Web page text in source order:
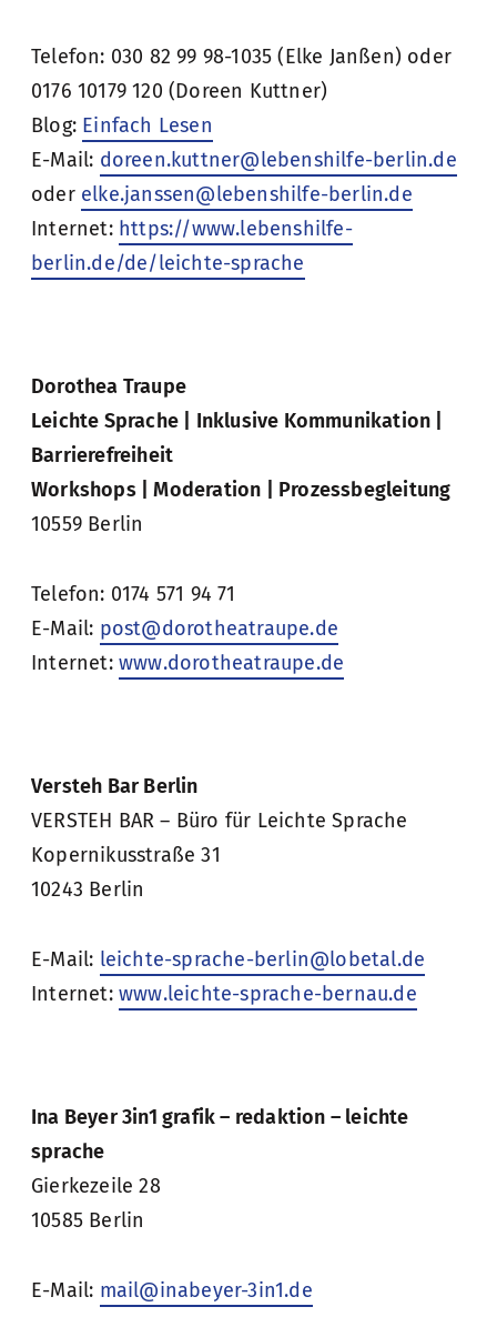
Telefon: 030 82 99 98-1035 (Elke Janßen) oder
0176 10179 120 (Doreen Kuttner)
Blog: Einfach Lesen
E-Mail: doreen.kuttner@lebenshilfe-berlin.de
oder elke.janssen@lebenshilfe-berlin.de
Internet: https://www.lebenshilfe-
berlin.de/de/leichte-sprache
Dorothea Traupe
Leichte Sprache | Inklusive Kommunikation |
Barrierefreiheit
Workshops | Moderation | Prozessbegleitung
10559 Berlin
Telefon: 0174 571 94 71
E-Mail: post@dorotheatraupe.de
Internet: www.dorotheatraupe.de
Versteh Bar Berlin
VERSTEH BAR – Büro für Leichte Sprache
Kopernikusstraße 31
10243 Berlin
E-Mail: leichte-sprache-berlin@lobetal.de
Internet: www.leichte-sprache-bernau.de
Ina Beyer 3in1 grafik – redaktion – leichte
sprache
Gierkezeile 28
10585 Berlin
E-Mail: mail@inabeyer-3in1.de